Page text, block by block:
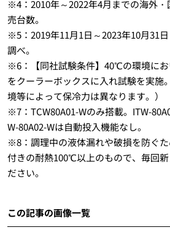
※4：2010年～2022年4月までの海外
売台数。
※5：2019年11月1日～2023年10月31
調べ。
※6：【同社試験条件】40℃の環境に
をクーラーボックスに入れ試験を実施
境等によって保冷力は異なります。）
※7：TCW80A01-Wのみ搭載。ITW-
W-80A02-Wは自動投入機能なし。
※8：調理中の液体漏れや破損を防ぐ
付きの耐熱100℃以上のもので、毎回
ださい。
この記事の画像一覧